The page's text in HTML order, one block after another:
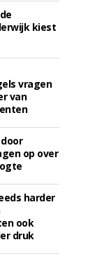
kiest
vragen
van
op over
harder
ook
druk